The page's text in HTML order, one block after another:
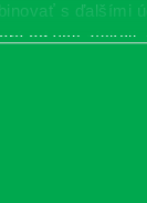
s ďalšími
od vás